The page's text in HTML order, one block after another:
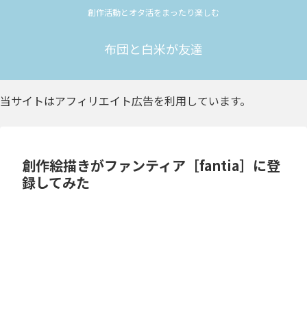
創作活動とオタ活をまったり楽しむ
布団と白米が友達
当サイトはアフィリエイト広告を利用しています。
創作絵描きがファンティア［fantia］に登
録してみた